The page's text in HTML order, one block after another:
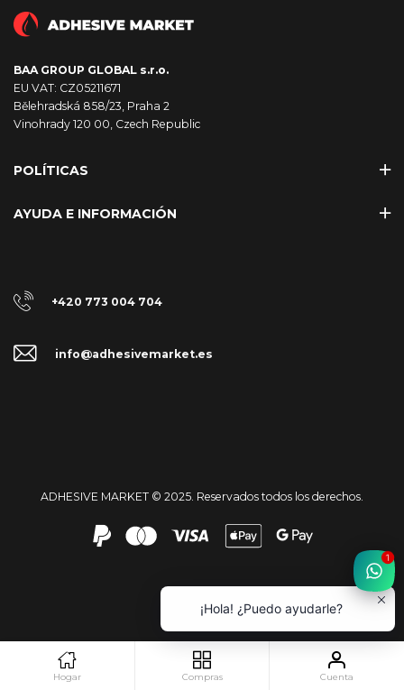
BAA GROUP GLOBAL s.r.o.
EU VAT: CZ05211671
Bělehradská 858/23, Praha 2
Vinohrady 120 00, Czech Republic
POLÍTICAS
AYUDA E INFORMACIÓN
+420 773 004 704
info@adhesivemarket.es
ADHESIVE MARKET © 2025. Reservados todos los derechos.
Hogar Compras Cuenta
¡Hola! ¿Puedo ayudarle?
1